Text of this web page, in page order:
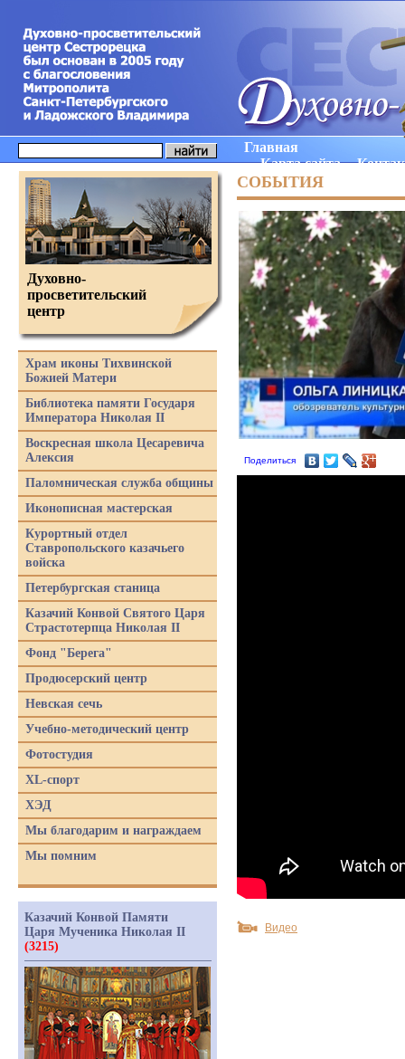
Главная
Карта сайта
СОБЫТИЯ
Поделиться
Видео
Духовно-
просветительский
центр
Храм иконы Тихвинской
Божией Матери
Библиотека памяти Государя
Императора Николая II
Воскресная школа Цесаревича
Алексия
Паломническая служба общины
Иконописная мастерская
Курортный отдел
Ставропольского казачьего
войска
Петербургская станица
Казачий Конвой Святого Царя
Страстотерпца Николая II
Фонд "Берега"
Продюсерский центр
Невская сечь
Учебно-методический центр
Фотостудия
XL-спорт
ХЭД
Мы благодарим и награждаем
Мы помним
Казачий Конвой Памяти
Царя Мученика Николая II
(3215)